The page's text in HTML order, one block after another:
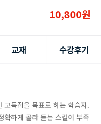
10,800원
교재 수강후기
득점을 목표로 하는 학습자.
확하게 골라 듣는 스킬이 부족